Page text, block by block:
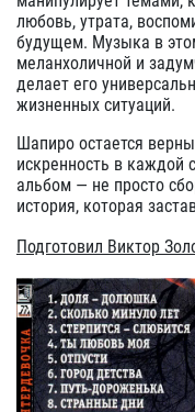
любовь, утрата,
будущем. Музыка в
меланхоличной и
делает его
жизненных ситуаций.
Шапиро остается
искренность в каждой
альбом — не просто
история, которая
Подготовил Виктор